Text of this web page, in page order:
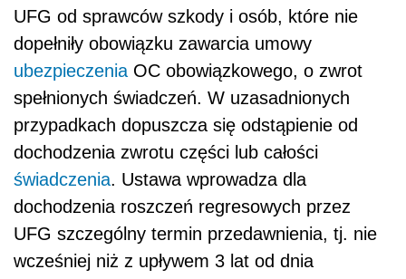
UFG od sprawców szkody i osób, które nie
dopełniły obowiązku zawarcia umowy
ubezpieczenia OC obowiązkowego, o zwrot
spełnionych świadczeń. W uzasadnionych
przypadkach dopuszcza się odstąpienie od
dochodzenia zwrotu części lub całości
świadczenia. Ustawa wprowadza dla
dochodzenia roszczeń regresowych przez
UFG szczególny termin przedawnienia, tj. nie
wcześniej niż z upływem 3 lat od dnia